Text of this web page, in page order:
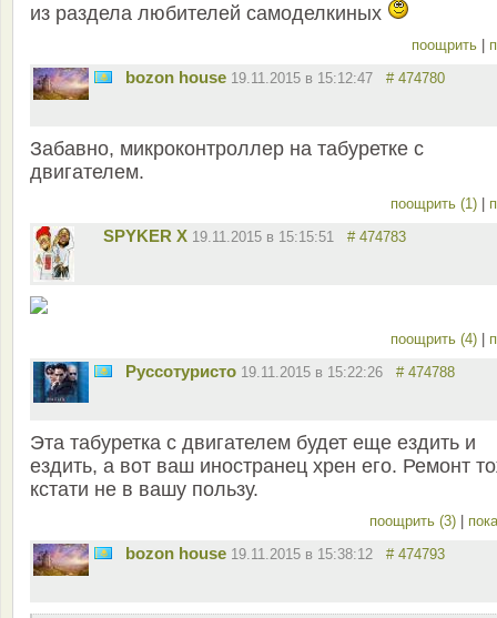
из раздела любителей самоделкиных
поощрить |
bozon house 19.11.2015 в 15:12:47 # 474780
Забавно, микроконтроллер на табуретке с
двигателем.
поощрить (1) |
SPYKER X 19.11.2015 в 15:15:51 # 474783
поощрить (4) |
Руссотуристо 19.11.2015 в 15:22:26 # 474788
Эта табуретка с двигателем будет еще ездить и
ездить, а вот ваш иностранец хрен его. Ремонт
кстати не в вашу пользу.
поощрить (3) |
bozon house 19.11.2015 в 15:38:12 # 474793